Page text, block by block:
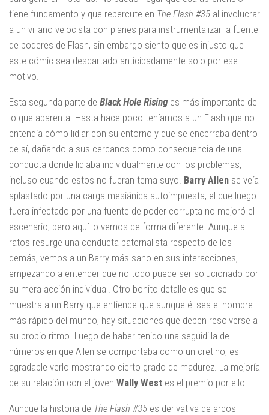
tiene fundamento y que repercute en The Flash #35 al involucrar
a un villano velocista con planes para instrumentalizar la fuente
de poderes de Flash, sin embargo siento que es injusto que
este cómic sea descartado anticipadamente solo por ese
motivo.
Esta segunda parte de Black Hole Risinges más importante de
lo que aparenta. Hasta hace poco teníamos a un Flash que no
entendía cómo lidiar con su entorno y que se encerraba dentro
de sí, dañando a sus cercanos como consecuencia de una
conducta donde lidiaba individualmente con los problemas,
incluso cuando estos no fueran tema suyo. Barry Allen se veía
aplastado por una carga mesiánica autoimpuesta, el que luego
fuera infectado por una fuente de poder corrupta no mejoró el
escenario, pero aquí lo vemos de forma diferente. Aunque a
ratos resurge una conducta paternalista respecto de los
demás, vemos a un Barry más sano en sus interacciones,
empezando a entender que no todo puede ser solucionado por
su mera acción individual. Otro bonito detalle es que se
muestra a un Barry que entiende que aunque él sea el hombre
más rápido del mundo, hay situaciones que deben resolverse a
su propio ritmo. Luego de haber tenido una seguidilla de
números en que Allen se comportaba como un cretino, es
agradable verlo mostrando cierto grado de madurez. La mejoría
de su relación con el joven Wally West es el premio por ello.
Aunque la historia de The Flash #35 es derivativa de arcos